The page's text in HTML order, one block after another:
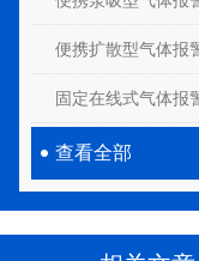
便携扩散型气体报
固定在线式气体报
查看全部